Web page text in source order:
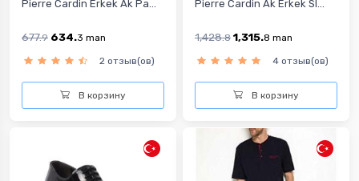
Pierre Cardin Erkek Ak Pa...
677.9 634.3 man
2 отзыв(ов)
В корзину
Pierre Cardin Ak Erkek Sl...
1,428.8 1,315.8 man
4 отзыв(ов)
В корзину